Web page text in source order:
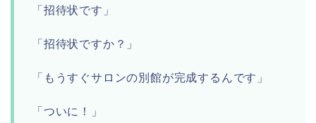
「招待状です」
「招待状ですか？」
「もうすぐサロンの別館が完成するんです」
「ついに！」